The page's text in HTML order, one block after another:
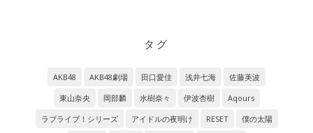
タグ
AKB48 AKB48劇場 田口愛佳 浅井七海
佐藤美波
東山奈央
岡部麟 水樹奈々 伊波杏樹
Aqours
ラブライブ！シリーズ
アイドルの夜明け RESET
僕の太陽